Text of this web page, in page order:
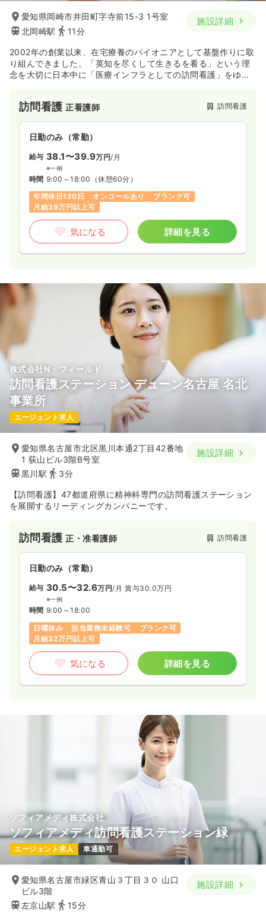
愛知県岡崎市井田町字寺前15-3 1号室
北岡崎駅
11分
施設詳細
2002年の創業以来、在宅療養のパイオニアとして基盤作りに取
り組んできました。「英知を尽くして生きるを看る」という理
念を大切に日本中に「医療インフラとしての訪問看護」をゆき
す。
訪問看護正看護師 訪問看護
日勤のみ（常勤）
給与 38.1〜39.9万円/月
※一例
時間 9:00～18:00 （休憩60分）
年間休日120日
オンコールあり
ブランク可
月給39万円以上可
気になる 詳細を見る
株式会社N・フィールド
訪問看護ステーション デューン名古屋 名北
事業所
エージェント求人
愛知県名古屋市北区黒川本通2丁目42番地
1 荻山ビル3階B号室
黒川駅
3分
施設詳細
【訪問看護】47都道府県に精神科専門の訪問看護ステーション
を展開するリーディングカンパニーです。
訪問看護正・准看護師 訪問看護
日勤のみ（常勤）
給与 30.5〜32.6万円/月 賞与30.0万円
※一例
時間 9:00～18:00
日曜休み
担当業務未経験可
ブランク可
月給32万円以上可
気になる 詳細を見る
ソフィアメディ株式会社
ソフィアメディ訪問看護ステーション緑
エージェント求人 車通勤可
愛知県名古屋市緑区青山３丁目３０ 山口
ビル3階
左京山駅
15分
施設詳細